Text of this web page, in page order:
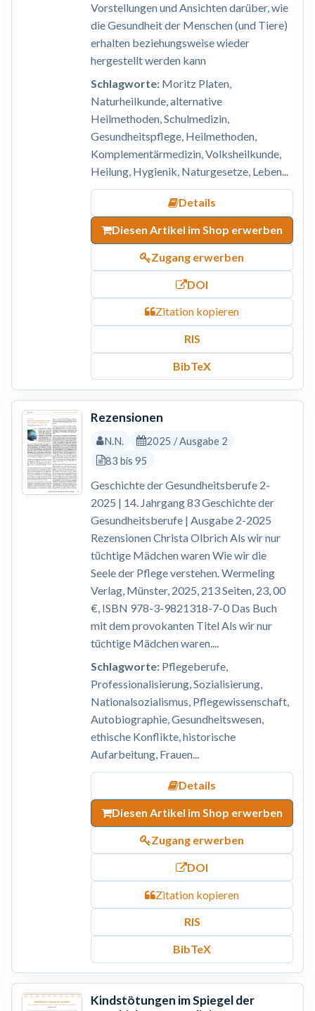
Vorstellungen und Ansichten darüber, wie
die Gesundheit der Menschen (und Tiere)
erhalten beziehungsweise wieder
hergestellt werden kann
Schlagworte:Moritz Platen,
Naturheilkunde, alternative
Heilmethoden, Schulmedizin,
Gesundheitspflege, Heilmethoden,
Komplementärmedizin, Volksheilkunde,
Heilung, Hygienik, Naturgesetze, Leben...
Details
Diesen Artikel im Shop erwerben
Zugang erwerben
DOI
Zitation kopieren
RIS
BibTeX
Rezensionen
N.N.
2025 / Ausgabe 2
83 bis 95
Geschichte der Gesundheitsberufe 2-
2025 | 14. Jahrgang 83 Geschichte der
Gesundheitsberufe | Ausgabe 2-2025
Rezensionen Christa Olbrich Als wir nur
tüchtige Mädchen waren Wie wir die
Seele der Pflege verstehen. Wermeling
Verlag, Münster, 2025, 213 Seiten, 23, 00
€, ISBN 978-3-9821318-7-0 Das Buch
mit dem provokanten Titel Als wir nur
tüchtige Mädchen waren....
Schlagworte:Pflegeberufe,
Professionalisierung, Sozialisierung,
Nationalsozialismus, Pflegewissenschaft,
Autobiographie, Gesundheitswesen,
ethische Konflikte, historische
Aufarbeitung, Frauen...
Details
Diesen Artikel im Shop erwerben
Zugang erwerben
DOI
Zitation kopieren
RIS
BibTeX
Kindstötungen im Spiegel der